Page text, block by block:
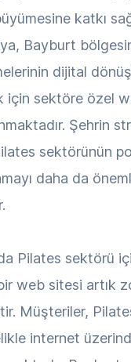
katkı
Bayburt
dijital
için sektöre özel
Şehrin
sektörünün
daha da
Pilates sektörü
web sitesi artık
Müşteriler,
internet